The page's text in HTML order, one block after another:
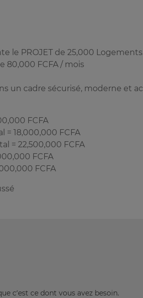
le PROJET de 25,000 Logements.
80,000 FCFA / mois
un cadre sécurisé, moderne et
FCFA
= 18,000,000 FCFA
= 22,500,000 FCFA
FCFA
FCFA
c’est ce dont vous avez besoin.